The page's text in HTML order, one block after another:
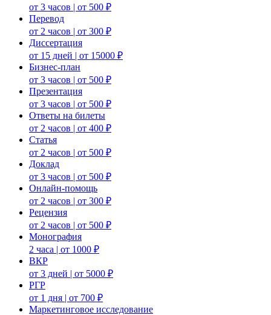
от 3 часов | от 500 ₽
Перевод
от 2 часов | от 300 ₽
Диссертация
от 15 дней | от 15000 ₽
Бизнес-план
от 3 часов | от 500 ₽
Презентация
от 3 часов | от 500 ₽
Ответы на билеты
от 2 часов | от 400 ₽
Статья
от 2 часов | от 500 ₽
Доклад
от 3 часов | от 500 ₽
Онлайн-помощь
от 2 часов | от 300 ₽
Рецензия
от 2 часов | от 500 ₽
Монография
2 часа | от 1000 ₽
ВКР
от 3 дней | от 5000 ₽
РГР
от 1 дня | от 700 ₽
Маркетинговое исследование